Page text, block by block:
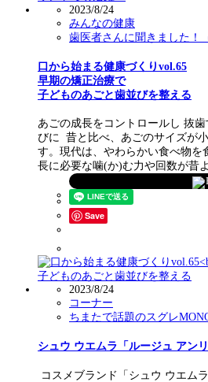
2023/8/24
みんなの健康
歯医者さんに聞きました！
口から始まる健康づくりvol.65
早期の矯正治療で
子どものあごと歯並びを整える
あごの成長をコントロールし 抜
びに 昔と比べ、あごのサイズが
す。現代は、やわらかい食べ物を
長に必要な噛(か)む力や回数が昔
Save
2023/8/24
コーナー
ちまたで話題のスグレ
シュウ ウエムラ「ルージュ アンリ
コスメブランド「シュウ ウエム